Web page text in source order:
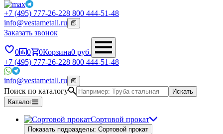
+7 (495) 777-26-228 800 444-51-48
info@vestametall.ru
Заказать звонок
0 0 0Корзина0 руб.
+7 (495) 777-26-228 800 444-51-48
info@vestametall.ru
Поиск по каталогу
Искать
Каталог
Сортовой прокат
Показать подразделы: Сортовой прокат